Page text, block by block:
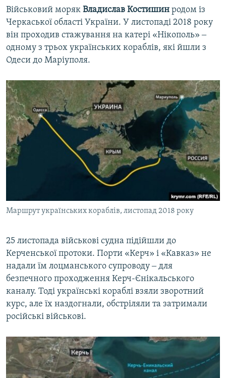
Військовий моряк Владислав Костишин родом із
Черкаської області України. У листопаді 2018 року
він проходив стажування на катері «Нікополь» ‒
одному з трьох українських кораблів, які йшли з
Одеси до Маріуполя.
Маршрут українських кораблів, листопад 2018 року
25 листопада військові судна підійшли до
Керченської протоки. Порти «Керч» і «Кавказ» не
надали їм лоцманського супроводу ‒ для
безпечного проходження Керч-Єнікальського
каналу. Тоді українські кораблі взяли зворотний
курс, але їх наздогнали, обстріляли та затримали
російські військові.